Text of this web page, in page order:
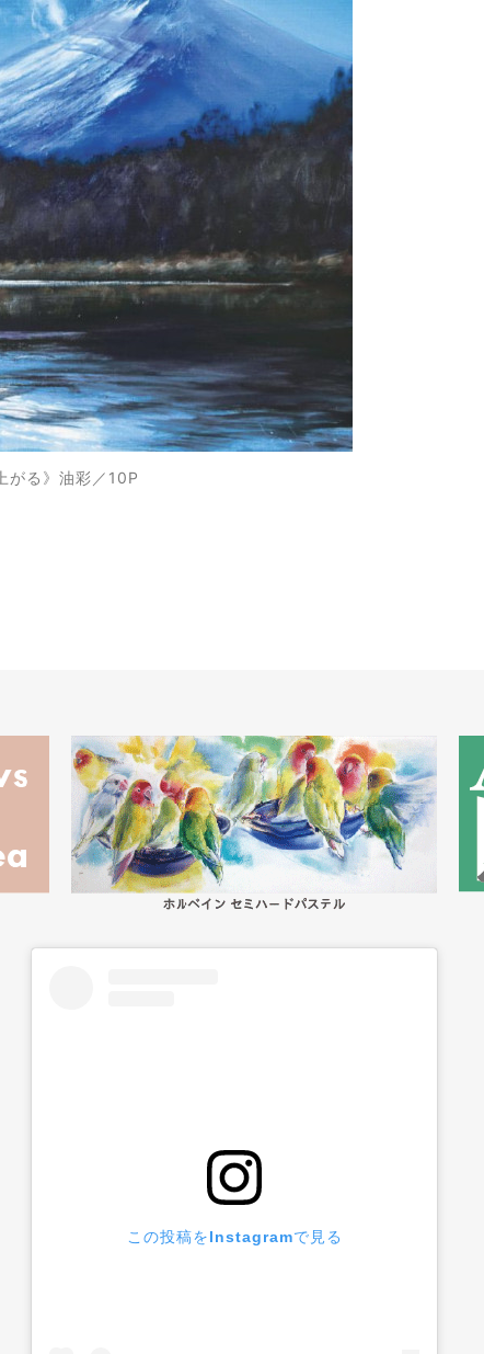
がる》油彩／10P
この投稿をInstagramで見る